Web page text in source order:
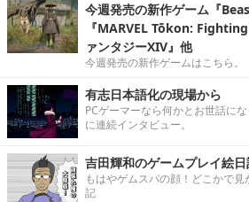
今週発売の新作ゲーム『
『MARVEL Tōkon:
ァンタジーXIV』他
今週発売の新作ゲームはこちら。
有志日本語化の現場から
PCゲーマーなら何かとお世話に
に連続インタビュー。
吉田輝和のゲームプレイ絵
もはやゲムスパの顔！どこかで
記